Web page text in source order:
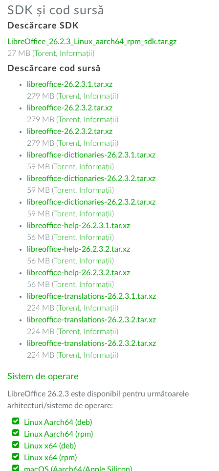
SDK și cod sursă
Descărcare SDK
LibreOffice_26.2.3_Linux_aarch64_rpm_sdk.tar.gz
27 MB (Torent, Informații)
Descărcare cod sursă
libreoffice-26.2.3.1.tar.xz
279 MB (Torent, Informații)
libreoffice-26.2.3.2.tar.xz
279 MB (Torent, Informații)
libreoffice-26.2.3.2.tar.xz
279 MB (Torent, Informații)
libreoffice-dictionaries-26.2.3.1.tar.xz
59 MB (Torent, Informații)
libreoffice-dictionaries-26.2.3.2.tar.xz
59 MB (Torent, Informații)
libreoffice-dictionaries-26.2.3.2.tar.xz
59 MB (Torent, Informații)
libreoffice-help-26.2.3.1.tar.xz
56 MB (Torent, Informații)
libreoffice-help-26.2.3.2.tar.xz
56 MB (Torent, Informații)
libreoffice-help-26.2.3.2.tar.xz
56 MB (Torent, Informații)
libreoffice-translations-26.2.3.1.tar.xz
224 MB (Torent, Informații)
libreoffice-translations-26.2.3.2.tar.xz
224 MB (Torent, Informații)
libreoffice-translations-26.2.3.2.tar.xz
224 MB (Torent, Informații)
Sistem de operare
LibreOffice 26.2.3 este disponibil pentru următoarele
arhitecturi/sisteme de operare:
Linux Aarch64 (deb)
Linux Aarch64 (rpm)
Linux x64 (deb)
Linux x64 (rpm)